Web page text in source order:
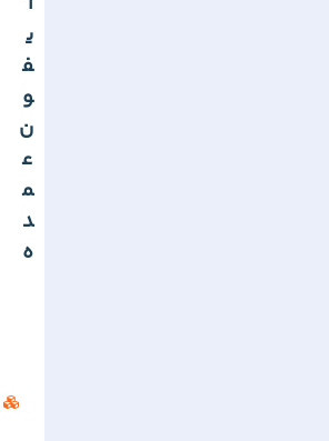
ی
ف
و
ن
ع
م
د
ه